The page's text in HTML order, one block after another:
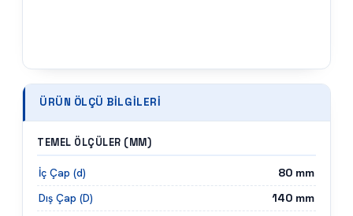
ÜRÜN ÖLÇÜ BILGILERI
TEMEL ÖLÇÜLER (MM)
İç Çap (d) 80 mm
Dış Çap (D)
140 mm